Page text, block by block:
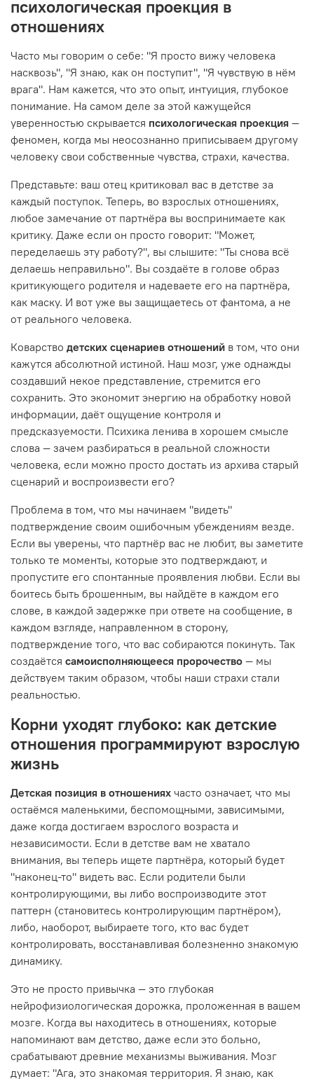
психологическая проекция в
отношениях
Часто мы говорим о себе: "Я просто вижу человека
насквозь", "Я знаю, как он поступит", "Я чувствую в нём
врага". Нам кажется, что это опыт, интуиция, глубокое
понимание. На самом деле за этой кажущейся
уверенностью скрывается психологическая проекция —
феномен, когда мы неосознанно приписываем другому
человеку свои собственные чувства, страхи, качества.
Представьте: ваш отец критиковал вас в детстве за
каждый поступок. Теперь, во взрослых отношениях,
любое замечание от партнёра вы воспринимаете как
критику. Даже если он просто говорит: "Может,
переделаешь эту работу?", вы слышите: "Ты снова всё
делаешь неправильно". Вы создаёте в голове образ
критикующего родителя и надеваете его на партнёра,
как маску. И вот уже вы защищаетесь от фантома, а не
от реального человека.
Коварство детских сценариев отношений в том, что они
кажутся абсолютной истиной. Наш мозг, уже однажды
создавший некое представление, стремится его
сохранить. Это экономит энергию на обработку новой
информации, даёт ощущение контроля и
предсказуемости. Психика ленива в хорошем смысле
слова — зачем разбираться в реальной сложности
человека, если можно просто достать из архива старый
сценарий и воспроизвести его?
Проблема в том, что мы начинаем "видеть"
подтверждение своим ошибочным убеждениям везде.
Если вы уверены, что партнёр вас не любит, вы заметите
только те моменты, которые это подтверждают, и
пропустите его спонтанные проявления любви. Если вы
боитесь быть брошенным, вы найдёте в каждом его
слове, в каждой задержке при ответе на сообщение, в
каждом взгляде, направленном в сторону,
подтверждение того, что вас собираются покинуть. Так
создаётся самоисполняющееся пророчество — мы
действуем таким образом, чтобы наши страхи стали
реальностью.
Корни уходят глубоко: как детские
отношения программируют взрослую
жизнь
Детская позиция в отношениях часто означает, что мы
остаёмся маленькими, беспомощными, зависимыми,
даже когда достигаем взрослого возраста и
независимости. Если в детстве вам не хватало
внимания, вы теперь ищете партнёра, который будет
"наконец-то" видеть вас. Если родители были
контролирующими, вы либо воспроизводите этот
паттерн (становитесь контролирующим партнёром),
либо, наоборот, выбираете того, кто вас будет
контролировать, восстанавливая болезненно знакомую
динамику.
Это не просто привычка — это глубокая
нейрофизиологическая дорожка, проложенная в вашем
мозге. Когда вы находитесь в отношениях, которые
напоминают вам детство, даже если это больно,
срабатывают древние механизмы выживания. Мозг
думает: "Ага, это знакомая территория. Я знаю, как